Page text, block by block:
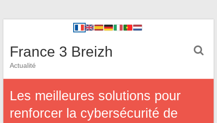
France 3 Breizh
Actualité
Les meilleures solutions pour
renforcer la cybersécurité de